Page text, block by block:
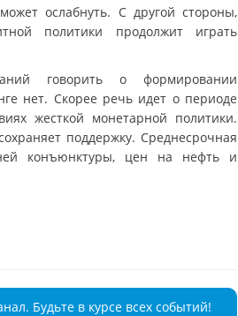
ослабнуть. С другой стороны,
политики продолжит играть
говорить о формировании
нет. Скорее речь идет о периоде
жесткой монетарной политики.
поддержку. Среднесрочная
конъюнктуры, цен на нефть и
Будьте в курсе всех событий!